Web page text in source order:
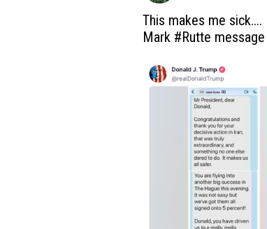
This makes me sick....
Mark #Rutte